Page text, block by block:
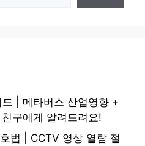
| 메타버스 산업영향 +
구에게 알려드려요!
법 | CCTV 영상 열람 절